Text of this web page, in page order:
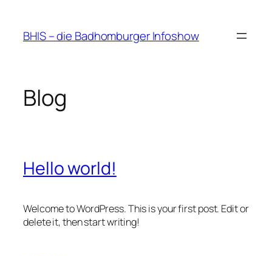
springen
BHIS – die Badhomburger Infoshow
Blog
Hello world!
Welcome to WordPress. This is your first post. Edit or
delete it, then start writing!